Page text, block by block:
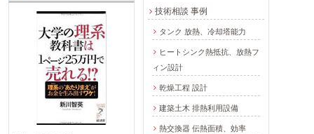
技術相談 事例
タンク 放熱、冷却塔能力
ヒートシンク熱抵抗、放熱フ
ィン設計
乾燥工程 設計
建築土木 排熱利用設備
熱交換器 伝熱面積、効率